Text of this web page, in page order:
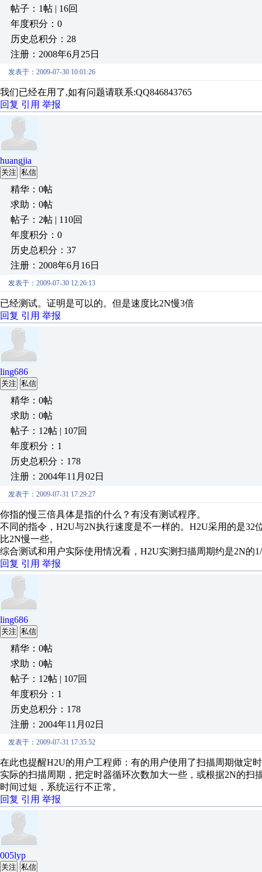
帖子：1帖 | 16回
年度积分：0
历史总积分：28
注册：2008年6月25日
发表于：2009-07-30 10:01:26
我们已经在用了,如有问题请联系:QQ846843765
回复 引用 举报
huangjia
关注 私信
精华：0帖
求助：0帖
帖子：2帖 | 110回
年度积分：0
历史总积分：37
注册：2008年6月16日
发表于：2009-07-30 12:26:13
已经测试。证明是可以的。但是速度比2N慢3倍
回复 引用 举报
ling686
关注 私信
精华：0帖
求助：0帖
帖子：12帖 | 107回
年度积分：1
历史总积分：178
注册：2004年11月02日
发表于：2009-07-31 17:29:27
你指的慢三倍具体是指的什么？有没有测试程序。
不同的指令，H2U与2N执行速度是不一样的。H2U采用的是
比2N慢一些。
综合测试和用户实际使用情况看，H2U实测扫描周期约是2N的
回复 引用 举报
ling686
关注 私信
精华：0帖
求助：0帖
帖子：12帖 | 107回
年度积分：1
历史总积分：178
注册：2004年11月02日
发表于：2009-07-31 17:35:52
在此也提醒H2U的用户工程师：有的用户使用了扫描周期做定
实际的扫描周期，把定时器循环次数加大一些，或根据2N的
时间过短，系统运行不正常。
回复 引用 举报
005lyp
关注 私信